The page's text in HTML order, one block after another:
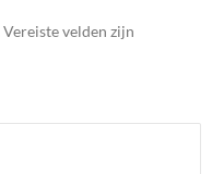
Vereiste velden zijn